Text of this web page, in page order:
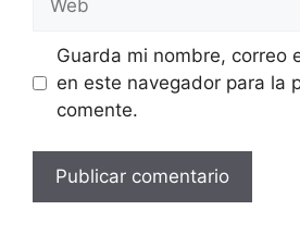
Guarda mi nombre, correo
en este navegador para la
comente.